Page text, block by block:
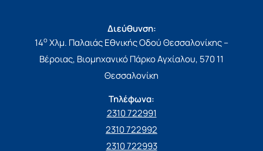
Διεύθυνση:
14ο Χλμ. Παλαιάς Εθνικής Οδού Θεσσαλονίκης –
Βέροιας, Βιομηχανικό Πάρκο Αγχίαλου, 570 11
Θεσσαλονίκη
Τηλέφωνα:
2310 722991
2310 722992
2310 722993